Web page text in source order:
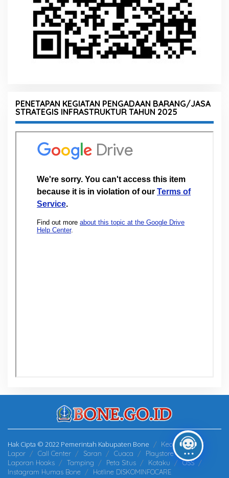
PENETAPAN KEGIATAN PENGADAAN BARANG/JASA
STRATEGIS INFRASTRUKTUR TAHUN 2025
Hak Cipta © 2022 Pemerintah Kabupaten Bone
Kecamatan
Lapor
Call Center Saran Cuaca
Playstore
Laporan Hoaks
Tamping Peta Situs Kotaku
OSS
Instagram Humas Bone
Hotline DISKOMINFOCARE